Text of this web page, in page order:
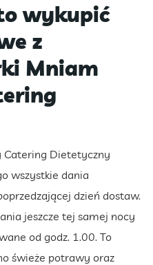
wykupić
z
Mniam
Catering Dietetyczny
wszystkie dania
dzień dostaw.
jeszcze tej samej nocy
od godz. 1.00. To
świeże potrawy oraz